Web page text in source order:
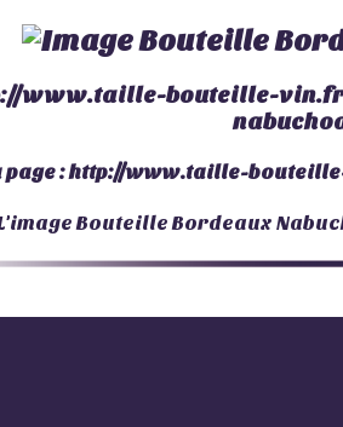
www.taille-bouteille-
page :http://www.taille-
Bouteille Bordeaux